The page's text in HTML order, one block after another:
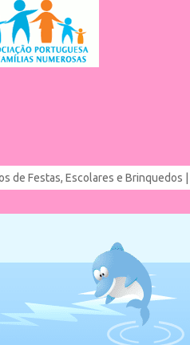
de Festas, Escolares e Brinquedos |